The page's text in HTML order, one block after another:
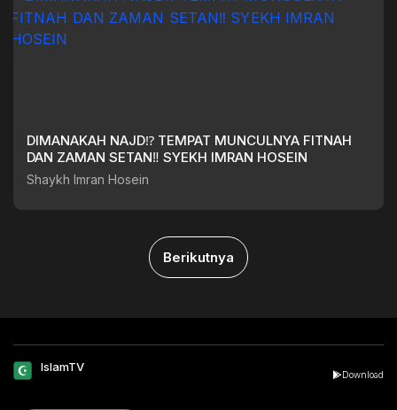
DIMANAKAH NAJD⁉️ TEMPAT MUNCULNYA FITNAH
DAN ZAMAN SETAN‼️ SYEKH IMRAN HOSEIN
Shaykh Imran Hosein
Berikutnya
IslamTV
Download